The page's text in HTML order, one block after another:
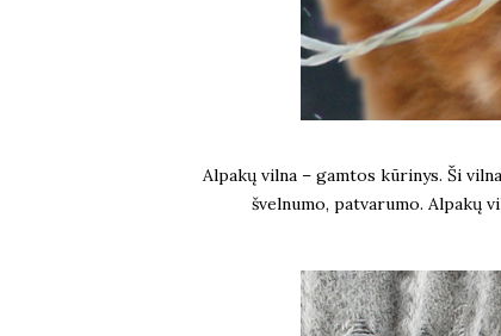
Alpakų vilna – gamtos kūrinys. Ši
švelnumo, patvarumo. Alpakų